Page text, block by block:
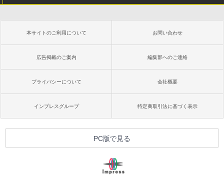
Kindle Paperwhite シグニチャーエディ
るさ自動調整、色調調節ライト、12週間
持続バッテリー、広告なし、メタリック
Amazon Kindle Colorsoft | 16GBストレ
ージ、防水、7インチカラーディスプレ
イ、色調調節ライト、最大8週間持続バッ
テリー、広告無し、ブラック (2025年発
売)
￥31,980
New Amazon Kindle Scribe Colorsoft |
11インチカラーディスプレイ、64GBスト
本サイトのご利用について お問い合わせ
広告掲載のご案内 編集部へのご連絡
プライバシーについて 会社概要
インプレスグループ 特定商取引法に基づく表示
PC版で見る